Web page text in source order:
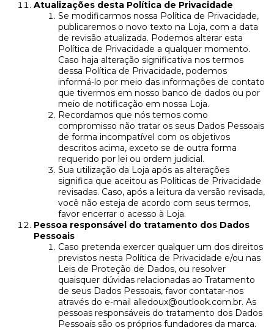
Atualizações desta Política de Privacidade
Se modificarmos nossa Política de Privacidade,
publicaremos o novo texto na Loja, com a data
de revisão atualizada. Podemos alterar esta
Política de Privacidade a qualquer momento.
Caso haja alteração significativa nos termos
dessa Política de Privacidade, podemos
informá-lo por meio das informações de contato
que tivermos em nosso banco de dados ou por
meio de notificação em nossa Loja.
Recordamos que nós temos como
compromisso não tratar os seus Dados Pessoais
de forma incompatível com os objetivos
descritos acima, exceto se de outra forma
requerido por lei ou ordem judicial.
Sua utilização da Loja após as alterações
significa que aceitou as Políticas de Privacidade
revisadas. Caso, após a leitura da versão revisada,
você não esteja de acordo com seus termos,
favor encerrar o acesso à Loja.
Pessoa responsável do tratamento dos Dados
Pessoais
Caso pretenda exercer qualquer um dos direitos
previstos nesta Política de Privacidade e/ou nas
Leis de Proteção de Dados, ou resolver
quaisquer dúvidas relacionadas ao Tratamento
de seus Dados Pessoais, favor contatar-nos
através do e-mail alledoux@outlook.com.br. As
pessoas responsáveis do tratamento dos Dados
Pessoais são os próprios fundadores da marca.